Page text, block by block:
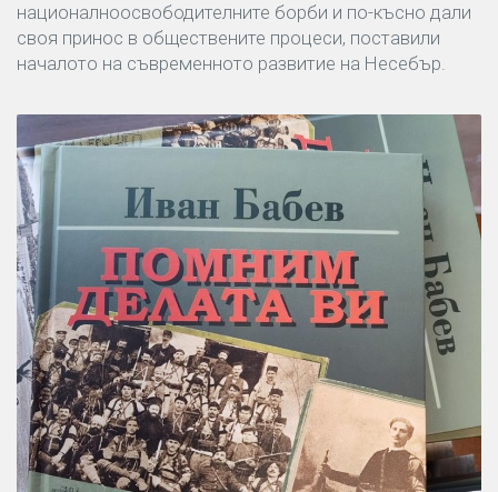
националноосвободителните борби и по-късно дали
своя принос в обществените процеси, поставили
началото на съвременното развитие на Несебър.